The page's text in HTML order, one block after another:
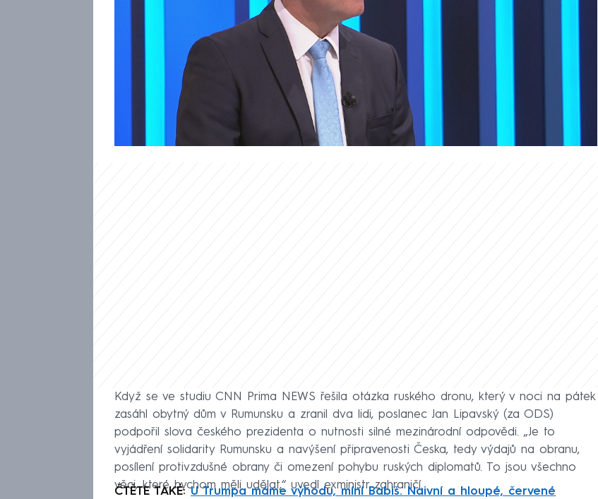
Místopředseda SPD Radim Fiala v nedělní Partii na CNN Prima NEWS
zaskočil ostatní hosty i moderátorku svým nepodloženým tvrzením, že
prezident Petr Pavel údajně řekl, že by NATO mělo v reakci na zásah
rumunského domu ruským dronem okamžitě odpovědět raketovým
úderem na Rusko. „Když slyším slova SPD, nestačím se divit. Jste strana,
která sdílela Putinovy statusy. Říkáte věci, které jsou v jeho zájmu,“
reagovala šéfka pirátských poslanců Olga Richterová.
Když se ve studiu CNN Prima NEWS řešila otázka ruského dronu, který v noci na pátek
zasáhl obytný dům v Rumunsku a zranil dva lidi, poslanec Jan Lipavský (za ODS)
podpořil slova českého prezidenta o nutnosti silné mezinárodní odpovědi. „Je to
vyjádření solidarity Rumunsku a navýšení připravenosti Česka, tedy výdajů na obranu,
posílení protivzdušné obrany či omezení pohybu ruských diplomatů. To jsou všechno
věci, které bychom měli udělat,“ uvedl exministr zahraničí.
ČTĚTE TAKÉ:U Trumpa máme výhodu, míní Babiš. Naivní a hloupé, červené